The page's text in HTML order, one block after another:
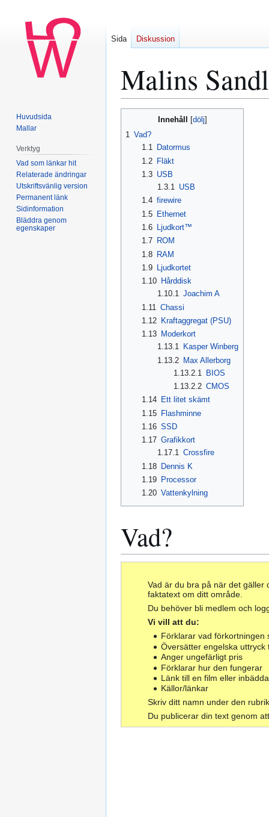
Malins
till
navigering
till
Innehåll
1 Vad?
1.1
Datormus
1.2
Fläkt
1.3 USB
1.3.1 USB
1.4 firewire
1.5
Ethernet
1.6
Ljudkort™
1.7
ROM
1.8 RAM
1.9
Ljudkortet
1.10
Hårddisk
1.10.1 Joachim A
1.11 Chassi
1.12
Kraftaggregat (PSU)
1.13
Moderkort
1.13.1 Kasper Winberg
1.13.2 Max Allerborg
1.13.2.1
BIOS
1.13.2.2 CMOS
1.14
Ett litet skämt
1.15 Flashminne
1.16 SSD
1.17 Grafikkort
1.17.1 Crossfire
1.18 Dennis K
1.19
Processor
1.20 Vattenkylning
Vad?
Vad är du bra på när det gäller
faktatext om ditt område.
Du behöver bli medlem och
Vi vill att du:
Förklarar vad förkortningen
Översätter engelska uttryck
Anger ungefärligt pris
Förklarar hur den fungerar
Länk till en film eller
Källor/länkar
Skriv ditt namn under den
Du publicerar din text genom
Sida Diskussion
Huvudsida
Mallar
Verktyg
Vad som länkar hit
Relaterade ändringar
Utskriftsvänlig version
Permanent länk
Sidinformation
Bläddra genom
egenskaper